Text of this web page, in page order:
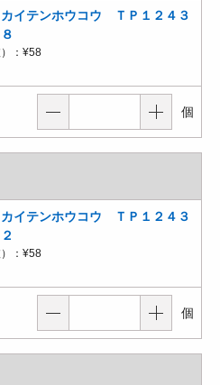
イテンホウコウ ＴＰ１２４３
： ¥58
個
イテンホウコウ ＴＰ１２４３
： ¥58
個